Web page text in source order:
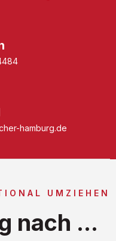
hamburg.de
UMZIEHEN
nach ...